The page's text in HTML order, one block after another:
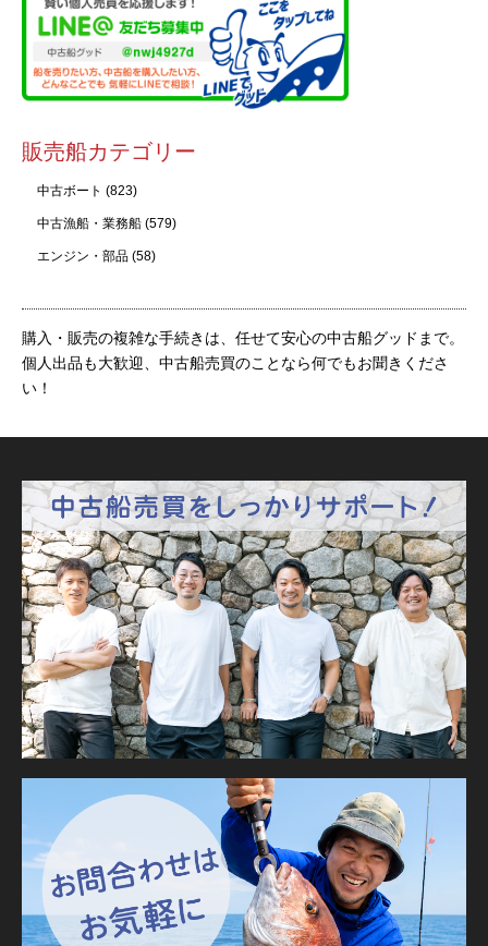
販売船カテゴリー
中古ボート (823)
中古漁船・業務船 (579)
エンジン・部品 (58)
購入・販売の複雑な手続きは、任せて安心の中古船グッドまで。
個人出品も大歓迎、中古船売買のことなら何でもお聞きくださ
い！